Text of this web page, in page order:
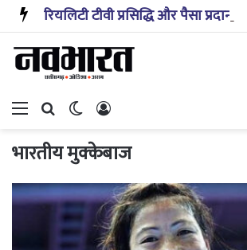
Menu Search forSwitch skin
भारतीय मुक्केबाज